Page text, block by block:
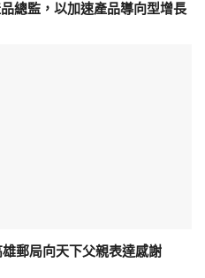
總監，以加速產品導向型增長
郵局向天下父親表達感謝